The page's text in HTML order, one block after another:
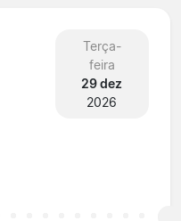
Terça-
feira
29 dez
2026